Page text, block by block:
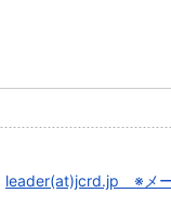
leader(at)jcrd.jp ※メー